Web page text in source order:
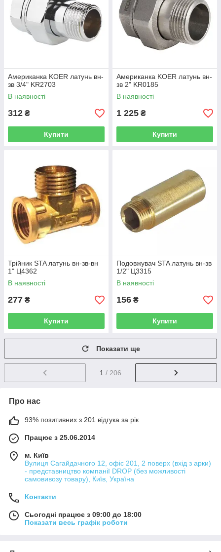
Американка KOER латунь вн-
зв 3/4" KR2703
В наявності
312 ₴
Купити
Американка KOER латунь вн-
зв 2" KR0185
В наявності
1 225 ₴
Купити
Трійник STA латунь вн-зв-вн
1" Ц4362
В наявності
277 ₴
Купити
Подовжувач STA латунь вн-зв
1/2" Ц3315
В наявності
156 ₴
Купити
Показати ще
1 / 206
Про нас
93% позитивних з 201 відгука за рік
Працює з 25.06.2014
м. Київ
Вулиця Сагайдачного 12, офіс 201, 2 поверх (вхід з арки)
- представництво компанії DROP (без можливості
самовивозу товару), Київ, Україна
Контакти
Сьогодні працює з 09:00 до 18:00
Показати весь графік роботи